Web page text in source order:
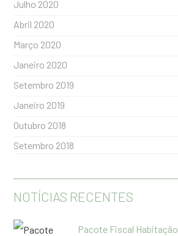
Julho 2020
Abril 2020
Março 2020
Janeiro 2020
Setembro 2019
Janeiro 2019
Outubro 2018
Setembro 2018
NOTÍCIAS RECENTES
Pacote Fiscal Habitação